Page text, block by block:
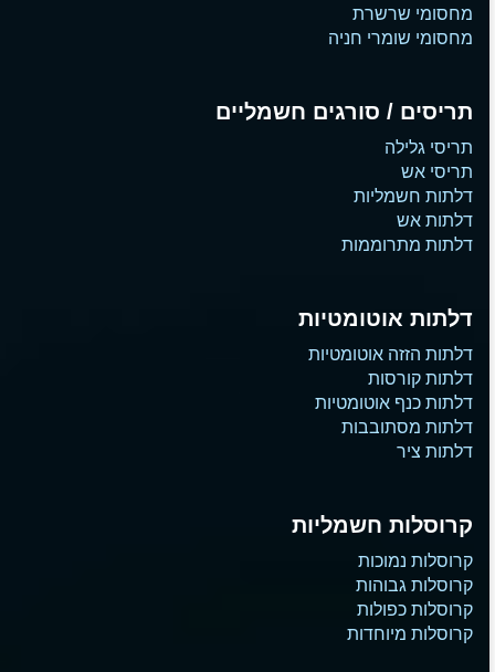
מחסומי שרשרת
מחסומי שומרי חניה
תריסים / סורגים חשמליים
תריסי גלילה
תריסי אש
דלתות חשמליות
דלתות אש
דלתות מתרוממות
דלתות אוטומטיות
דלתות הזזה אוטומטיות
דלתות קורסות
דלתות כנף אוטומטיות
דלתות מסתובבות
דלתות ציר
קרוסלות חשמליות
קרוסלות נמוכות
קרוסלות גבוהות
קרוסלות כפולות
קרוסלות מיוחדות